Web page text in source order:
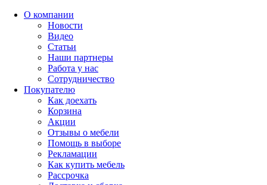
О компании
Новости
Видео
Статьи
Наши партнеры
Работа у нас
Сотрудничество
Покупателю
Как доехать
Корзина
Акции
Отзывы о мебели
Помощь в выборе
Рекламации
Как купить мебель
Рассрочка